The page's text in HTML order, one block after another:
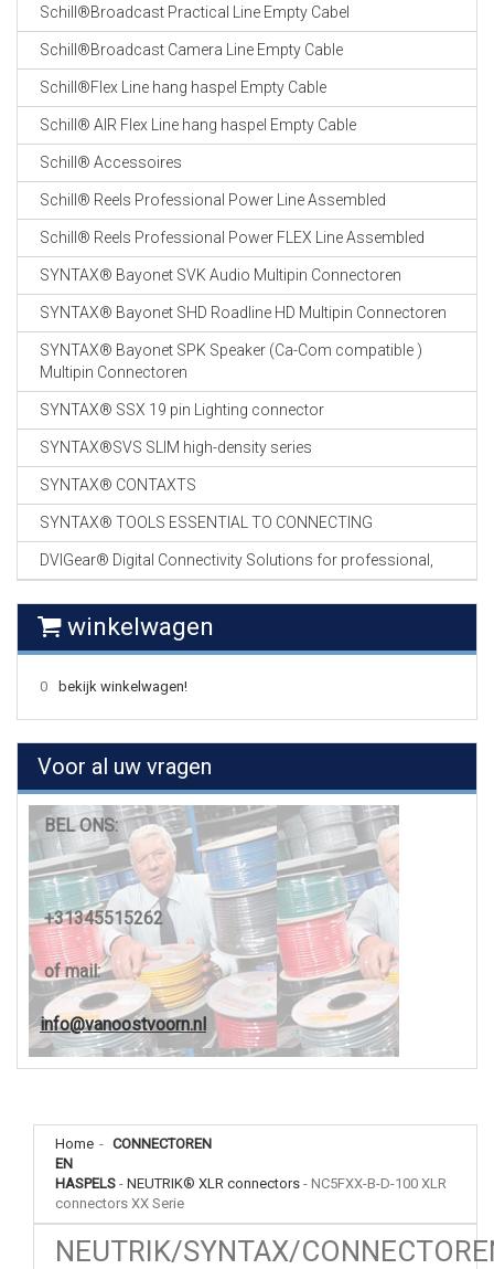
Schill®Broadcast Practical Line Empty Cabel
Schill®Broadcast Camera Line Empty Cable
Schill®Flex Line hang haspel Empty Cable
Schill® AIR Flex Line hang haspel Empty Cable
Schill® Accessoires
Schill® Reels Professional Power Line Assembled
Schill® Reels Professional Power FLEX Line Assembled
SYNTAX® Bayonet SVK Audio Multipin Connectoren
SYNTAX® Bayonet SHD Roadline HD Multipin Connectoren
SYNTAX® Bayonet SPK Speaker (Ca-Com compatible )
Multipin Connectoren
SYNTAX® SSX 19 pin Lighting connector
SYNTAX®SVS SLIM high-density series
SYNTAX® CONTAXTS
SYNTAX® TOOLS ESSENTIAL TO CONNECTING
DVIGear® Digital Connectivity Solutions for professional,
winkelwagen
0 bekijk winkelwagen!
Voor al uw vragen
BEL ONS:
+31345515262
of mail:
info@vanoostvoorn.nl
Home - CONNECTOREN
EN
HASPELS - NEUTRIK® XLR connectors - NC5FXX-B-D-100 XLR
connectors XX Serie
NEUTRIK/SYNTAX/